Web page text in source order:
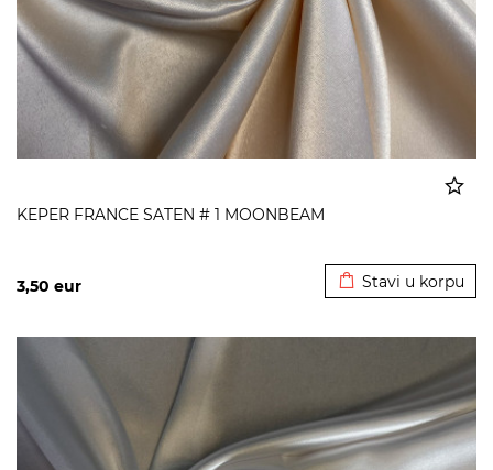
KEPER FRANCE SATEN # 1 MOONBEAM
3,50 eur Stavi u korpu